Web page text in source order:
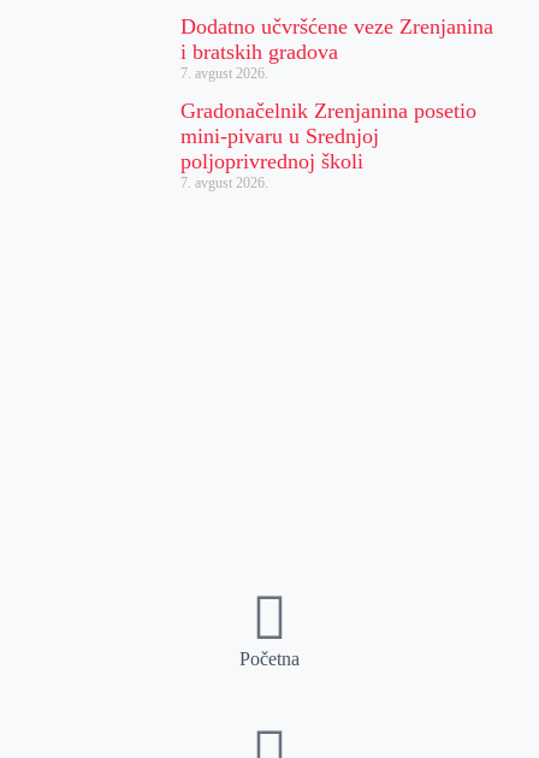
Dodatno učvršćene veze Zrenjanina
i bratskih gradova
7. avgust 2026.
Gradonačelnik Zrenjanina posetio
mini-pivaru u Srednjoj
poljoprivrednoj školi
7. avgust 2026.
Početna